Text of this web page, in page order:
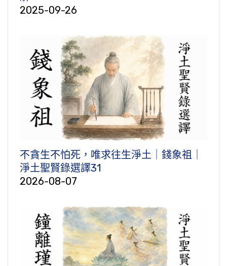
2025-09-26
不貪生不怕死，唯求往生淨土｜錢象祖｜
淨土聖賢錄選譯31
2026-08-07